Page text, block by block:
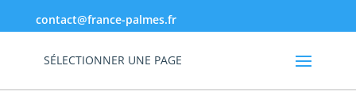
contact@france-palmes.fr
SÉLECTIONNER UNE PAGE